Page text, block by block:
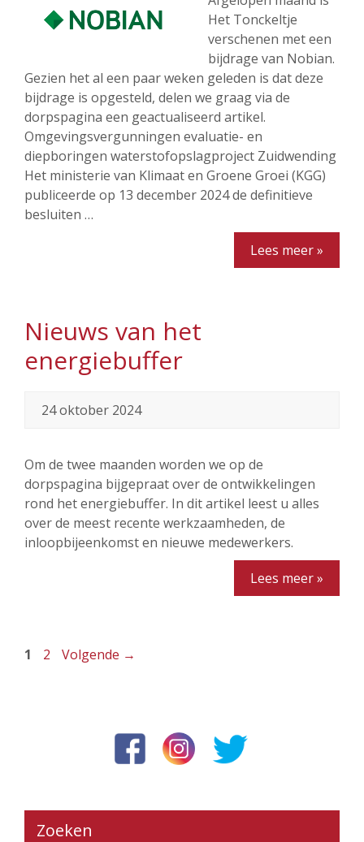
Het Tonckeltje
verschenen met een
bijdrage van Nobian.
Gezien het al een paar weken geleden is dat deze
bijdrage is opgesteld, delen we graag via de
dorpspagina een geactualiseerd artikel.
Omgevingsvergunningen evaluatie- en
diepboringen waterstofopslagproject Zuidwending
Het ministerie van Klimaat en Groene Groei (KGG)
publiceerde op 13 december 2024 de definitieve
besluiten …
Lees meer »
Nieuws van het
energiebuffer
24 oktober 2024
Om de twee maanden worden we op de
dorpspagina bijgepraat over de ontwikkelingen
rond het energiebuffer. In dit artikel leest u alles
over de meest recente werkzaamheden, de
inloopbijeenkomst en nieuwe medewerkers.
Lees meer »
Pagina
1 Pagina
2 Volgende →
Zoeken